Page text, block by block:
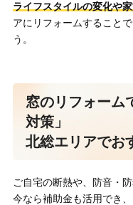
ライフスタイルの変化や
アにリフォームすること
う。
窓のリフォーム
対策」
北総エリアでお
ご自宅の断熱や、防音・
今なら補助金も活用でき